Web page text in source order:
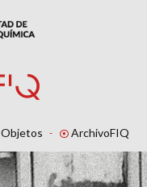
Objetos ArchivoFIQ